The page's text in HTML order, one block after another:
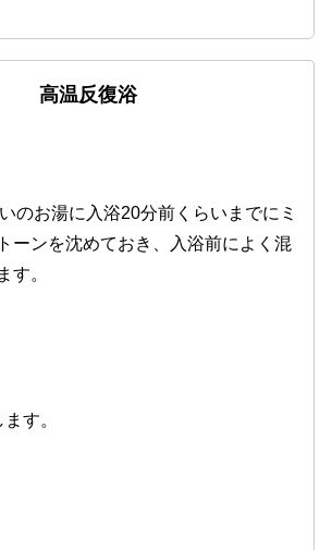
高温反復浴
のお湯に入浴20分前くらいまでにミ
ーンを沈めておき、入浴前によく混
す。
す。